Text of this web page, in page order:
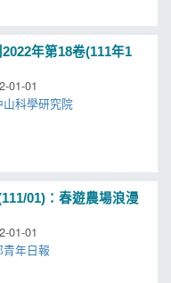
年第18卷(111年1
01-01
01)：春遊農場浪漫
01-01